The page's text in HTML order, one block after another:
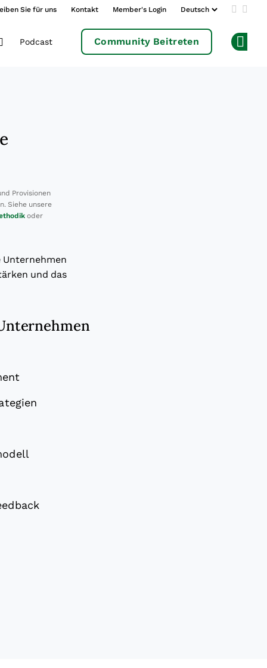
Sie für uns Kontakt Member's Login Add us
Podcast Community Beitreten
Provisionen
Siehe unsere
oder
und das